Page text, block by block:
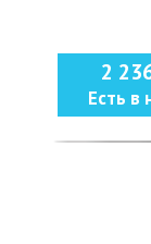
2
Есть в